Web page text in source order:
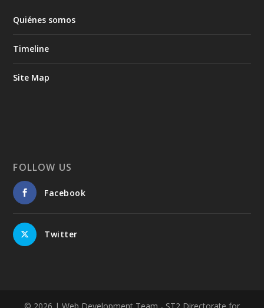
Quiénes somos
Timeline
Site Map
FOLLOW US
Facebook
Twitter